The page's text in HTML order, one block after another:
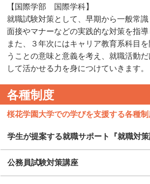
【国際学部 国際学科】
就職試験対策として、早期から一般常識
面接やマナーなどの実践的な対策を指導
また、３年次にはキャリア教育系科目
うことの意味と意義を考え、就職活動
して活かせる力を身につけていきます。
各種制度
桜花学園大学での学びを支援する各種制
学生が提案する就職サポート『就職対策
公務員試験対策講座